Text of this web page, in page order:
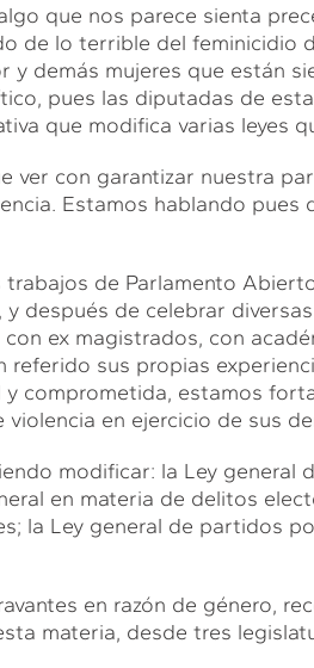
que nos parece sienta
de lo terrible del feminicidio
y demás mujeres que están
pues las diputadas de
que modifica varias leyes
ver con garantizar nuestra
Estamos hablando pues
de Parlamento
después de celebrar
ex magistrados, con
referido sus propias
comprometida, estamos
violencia en ejercicio de sus
modificar: la Ley general
en materia de delitos
la Ley general de partidos
en razón de género,
materia, desde tres